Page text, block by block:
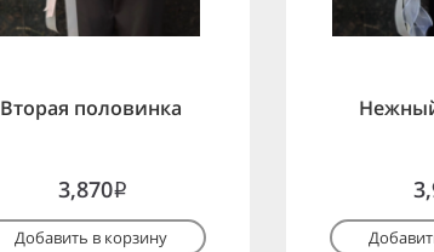
Вторая половинка
3,870i
Добавить в корзину